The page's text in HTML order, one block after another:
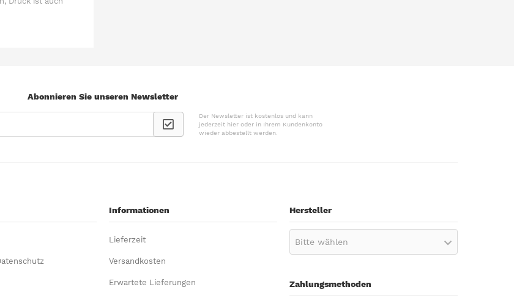
Abonnieren Sie unseren Newsletter
Der Newsletter ist kostenlos und kann
jederzeit hier oder in Ihrem Kundenkonto
wieder abbestellt werden.
Informationen
Lieferzeit
Versandkosten
Erwartete Lieferungen
Hersteller
Bitte wählen
Zahlungsmethoden